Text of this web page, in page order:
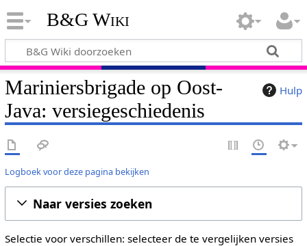
B&G Wiki
Hulp
Mariniersbrigade op Oost-
Java: versiegeschiedenis
Logboek voor deze pagina bekijken
Naar versies zoeken
Selectie voor verschillen: selecteer de te vergelijken versies